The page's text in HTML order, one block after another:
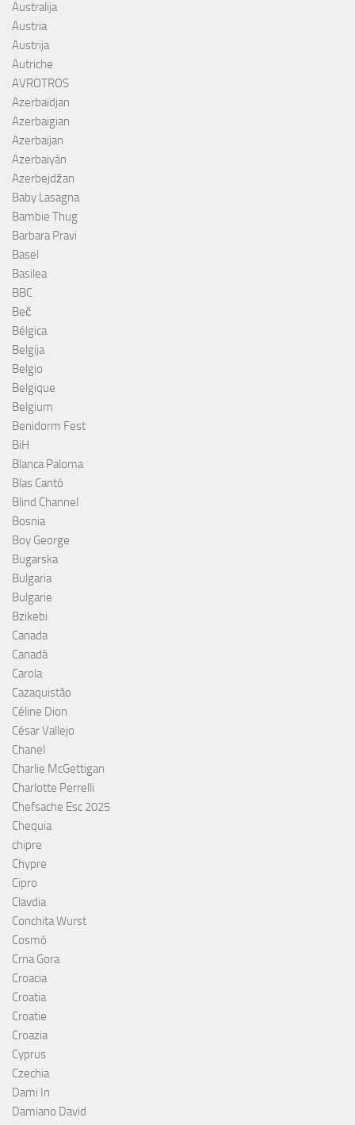
Australija
Austria
Austrija
Autriche
AVROTROS
Azerbaïdjan
Azerbaigian
Azerbaijan
Azerbaiyán
Azerbejdžan
Baby Lasagna
Bambie Thug
Barbara Pravi
Basel
Basilea
BBC
Beč
Bélgica
Belgija
Belgio
Belgique
Belgium
Benidorm Fest
BiH
Blanca Paloma
Blas Cantó
Blind Channel
Bosnia
Boy George
Bugarska
Bulgaria
Bulgarie
Bzikebi
Canada
Canadá
Carola
Cazaquistão
Céline Dion
César Vallejo
Chanel
Charlie McGettigan
Charlotte Perrelli
Chefsache Esc 2025
Chequia
chipre
Chypre
Cipro
Clavdia
Conchita Wurst
Cosmó
Crna Gora
Croacia
Croatia
Croatie
Croazia
Cyprus
Czechia
Dami In
Damiano David